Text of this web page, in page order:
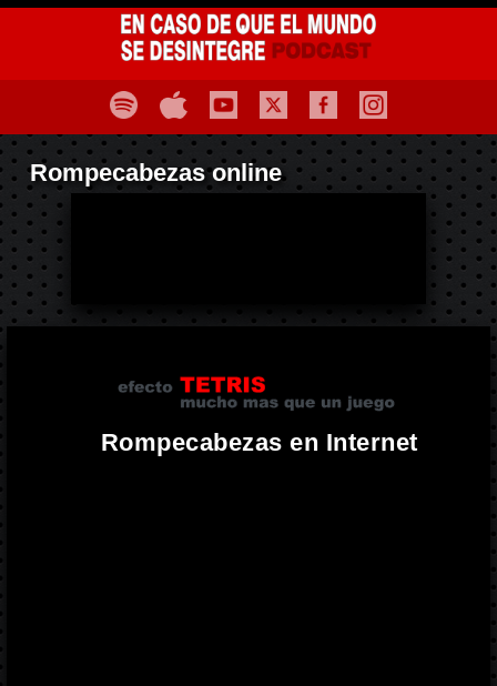
Rompecabezas online
Rompecabezas en Internet